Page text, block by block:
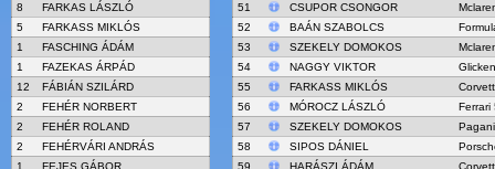
8
FARKAS LÁSZLÓ
5
FARKASS MIKLÓS
1
FASCHING ÁDÁM
1
FAZEKAS ÁRPÁD
12
FÁBIÁN SZILÁRD
2
FEHÉR NORBERT
2
FEHÉR ROLAND
2
FEHÉRVÁRI ANDRÁS
1
FEJES GÁBOR
51
CSUPOR CSONGOR
52
BAÁN SZABOLCS
53
SZEKELY DOMOKOS
54
NAGGY VIKTOR
55
FARKASS MIKLÓS
56
MÓROCZ LÁSZLÓ
Ferrari
57
SZEKELY DOMOKOS
58
SIPOS DÁNIEL
59
HARÁSZI ÁDÁM